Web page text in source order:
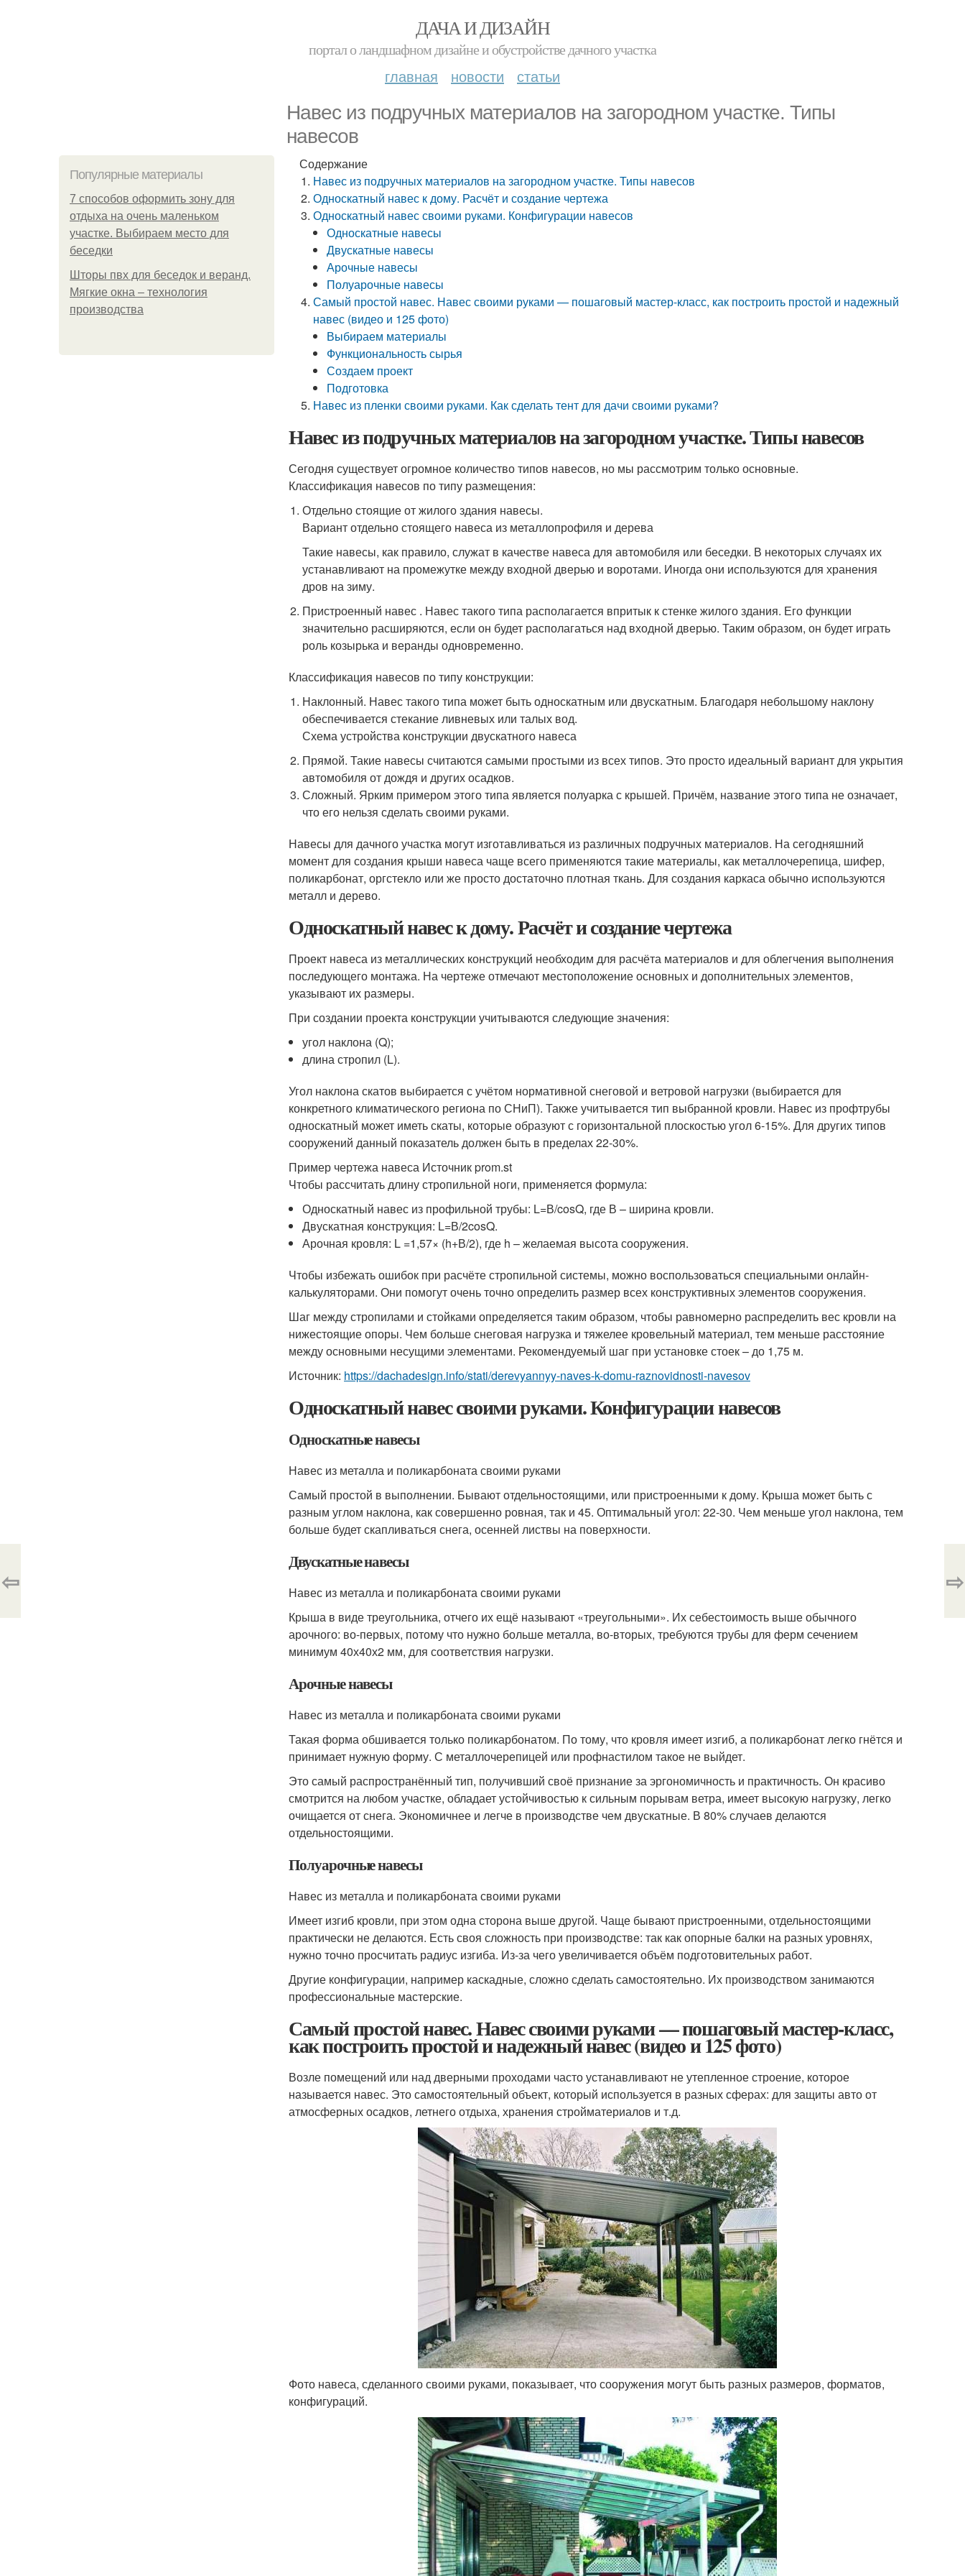
ДАЧА И ДИЗАЙН
портал о ландшафном дизайне и обустройстве дачного участка
главная новости статьи
Навес из подручных материалов на загородном участке. Типы
навесов
Популярные материалы
7 способов оформить зону для
отдыха на очень маленьком
участке. Выбираем место для
беседки
Шторы пвх для беседок и веранд.
Мягкие окна – технология
производства
Содержание
Навес из подручных материалов на загородном участке. Типы навесов
Односкатный навес к дому. Расчёт и создание чертежа
Односкатный навес своими руками. Конфигурации навесов
Односкатные навесы
Двускатные навесы
Арочные навесы
Полуарочные навесы
Самый простой навес. Навес своими руками — пошаговый мастер-класс, как построить простой и надежный
навес (видео и 125 фото)
Выбираем материалы
Функциональность сырья
Создаем проект
Подготовка
Навес из пленки своими руками. Как сделать тент для дачи своими руками?
Навес из подручных материалов на загородном участке. Типы навесов
Сегодня существует огромное количество типов навесов, но мы рассмотрим только основные.
Классификация навесов по типу размещения:
Отдельно стоящие от жилого здания навесы.
Вариант отдельно стоящего навеса из металлопрофиля и дерева
Такие навесы, как правило, служат в качестве навеса для автомобиля или беседки. В некоторых случаях их
устанавливают на промежутке между входной дверью и воротами. Иногда они используются для хранения
дров на зиму.
Пристроенный навес . Навес такого типа располагается впритык к стенке жилого здания. Его функции
значительно расширяются, если он будет располагаться над входной дверью. Таким образом, он будет играть
роль козырька и веранды одновременно.
Классификация навесов по типу конструкции:
Наклонный. Навес такого типа может быть односкатным или двускатным. Благодаря небольшому наклону
обеспечивается стекание ливневых или талых вод.
Схема устройства конструкции двускатного навеса
Прямой. Такие навесы считаются самыми простыми из всех типов. Это просто идеальный вариант для укрытия
автомобиля от дождя и других осадков.
Сложный. Ярким примером этого типа является полуарка с крышей. Причём, название этого типа не означает,
что его нельзя сделать своими руками.
Навесы для дачного участка могут изготавливаться из различных подручных материалов. На сегодняшний
момент для создания крыши навеса чаще всего применяются такие материалы, как металлочерепица, шифер,
поликарбонат, оргстекло или же просто достаточно плотная ткань. Для создания каркаса обычно используются
металл и дерево.
Односкатный навес к дому. Расчёт и создание чертежа
Проект навеса из металлических конструкций необходим для расчёта материалов и для облегчения выполнения
последующего монтажа. На чертеже отмечают местоположение основных и дополнительных элементов,
указывают их размеры.
При создании проекта конструкции учитываются следующие значения:
угол наклона (Q);
длина стропил (L).
Угол наклона скатов выбирается с учётом нормативной снеговой и ветровой нагрузки (выбирается для
конкретного климатического региона по СНиП). Также учитывается тип выбранной кровли. Навес из профтрубы
односкатный может иметь скаты, которые образуют с горизонтальной плоскостью угол 6-15%. Для других типов
сооружений данный показатель должен быть в пределах 22-30%.
Пример чертежа навеса Источник prom.st
Чтобы рассчитать длину стропильной ноги, применяется формула:
Односкатный навес из профильной трубы: L=В/cosQ, где В – ширина кровли.
Двускатная конструкция: L=В/2cosQ.
Арочная кровля: L =1,57× (h+В/2), где h – желаемая высота сооружения.
Чтобы избежать ошибок при расчёте стропильной системы, можно воспользоваться специальными онлайн-
калькуляторами. Они помогут очень точно определить размер всех конструктивных элементов сооружения.
Шаг между стропилами и стойками определяется таким образом, чтобы равномерно распределить вес кровли на
нижестоящие опоры. Чем больше снеговая нагрузка и тяжелее кровельный материал, тем меньше расстояние
между основными несущими элементами. Рекомендуемый шаг при установке стоек – до 1,75 м.
Источник: https://dachadesign.info/stati/derevyannyy-naves-k-domu-raznovidnosti-navesov
Односкатный навес своими руками. Конфигурации навесов
Односкатные навесы
Навес из металла и поликарбоната своими руками
Самый простой в выполнении. Бывают отдельностоящими, или пристроенными к дому. Крыша может быть с
разным углом наклона, как совершенно ровная, так и 45. Оптимальный угол: 22-30. Чем меньше угол наклона, тем
больше будет скапливаться снега, осенней листвы на поверхности.
Двускатные навесы
Навес из металла и поликарбоната своими руками
Крыша в виде треугольника, отчего их ещё называют «треугольными». Их себестоимость выше обычного
арочного: во-первых, потому что нужно больше металла, во-вторых, требуются трубы для ферм сечением
минимум 40х40х2 мм, для соответствия нагрузки.
Арочные навесы
Навес из металла и поликарбоната своими руками
Такая форма обшивается только поликарбонатом. По тому, что кровля имеет изгиб, а поликарбонат легко гнётся и
принимает нужную форму. С металлочерепицей или профнастилом такое не выйдет.
Это самый распространённый тип, получивший своё признание за эргономичность и практичность. Он красиво
смотрится на любом участке, обладает устойчивостью к сильным порывам ветра, имеет высокую нагрузку, легко
очищается от снега. Экономичнее и легче в производстве чем двускатные. В 80% случаев делаются
отдельностоящими.
Полуарочные навесы
Навес из металла и поликарбоната своими руками
Имеет изгиб кровли, при этом одна сторона выше другой. Чаще бывают пристроенными, отдельностоящими
практически не делаются. Есть своя сложность при производстве: так как опорные балки на разных уровнях,
нужно точно просчитать радиус изгиба. Из-за чего увеличивается объём подготовительных работ.
Другие конфигурации, например каскадные, сложно сделать самостоятельно. Их производством занимаются
профессиональные мастерские.
Самый простой навес. Навес своими руками — пошаговый мастер-класс,
как построить простой и надежный навес (видео и 125 фото)
Возле помещений или над дверными проходами часто устанавливают не утепленное строение, которое
называется навес. Это самостоятельный объект, который используется в разных сферах: для защиты авто от
атмосферных осадков, летнего отдыха, хранения стройматериалов и т.д.
Фото навеса, сделанного своими руками, показывает, что сооружения могут быть разных размеров, форматов,
конфигураций.
⇦ ⇨